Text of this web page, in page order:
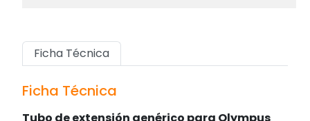
Ficha Técnica
Ficha Técnica